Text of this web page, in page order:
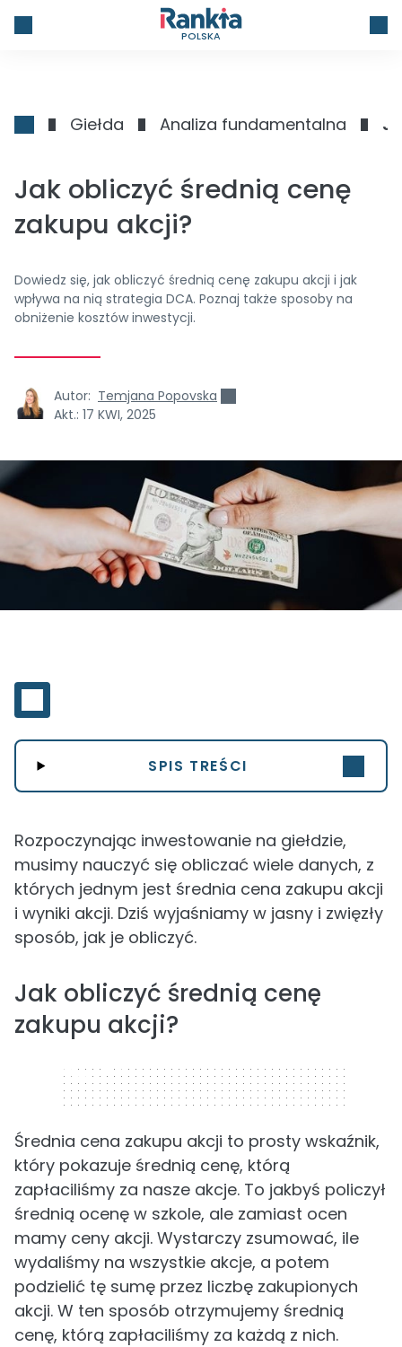
POLSKA
Giełda Analiza fundamentalna
Jak obliczyć średnią cenę
zakupu akcji?
Dowiedz się, jak obliczyć średnią cenę zakupu akcji i jak
wpływa na nią strategia DCA. Poznaj także sposoby na
obniżenie kosztów inwestycji.
Autor: Temjana Popovska
Akt.: 17 KWI, 2025
SPIS TREŚCI
Rozpoczynając inwestowanie na giełdzie,
musimy nauczyć się obliczać wiele danych, z
których jednym jest średnia cena zakupu akcji
i wyniki akcji. Dziś wyjaśniamy w jasny i zwięzły
sposób, jak je obliczyć.
Jak obliczyć średnią cenę
zakupu akcji?
320 x 50
Średnia cena zakupu akcji to prosty wskaźnik,
który pokazuje średnią cenę, którą
zapłaciliśmy za nasze akcje. To jakbyś policzył
średnią ocenę w szkole, ale zamiast ocen
mamy ceny akcji. Wystarczy zsumować, ile
wydaliśmy na wszystkie akcje, a potem
podzielić tę sumę przez liczbę zakupionych
akcji. W ten sposób otrzymujemy średnią
cenę, którą zapłaciliśmy za każdą z nich.